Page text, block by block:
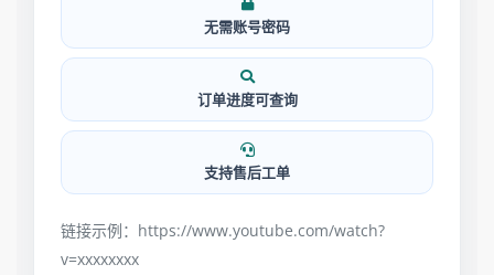
无需账号密码
订单进度可查询
支持售后工单
链接示例：https://www.youtube.com/watch?
v=xxxxxxxx